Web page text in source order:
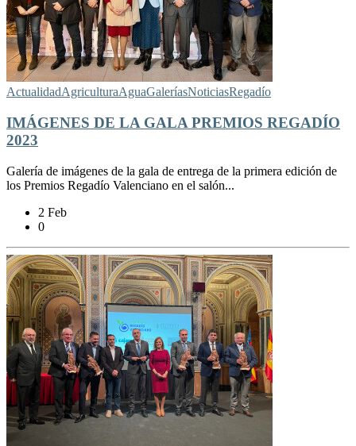
ActualidadAgriculturaAguaGaleríasNoticiasRegadío
IMÁGENES DE LA GALA PREMIOS REGADÍO
2023
Galería de imágenes de la gala de entrega de la primera edición de
los Premios Regadío Valenciano en el salón...
2 Feb
0